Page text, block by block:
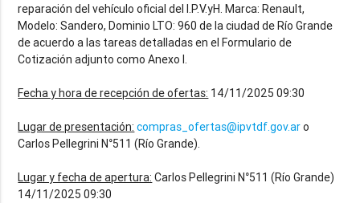
reparación del vehículo oficial del I.P.V.yH. Marca: Renault,
Modelo: Sandero, Dominio LTO: 960 de la ciudad de Río Grande
de acuerdo a las tareas detalladas en el Formulario de
Cotización adjunto como Anexo I.
Fecha y hora de recepción de ofertas: 14/11/2025 09:30
Lugar de presentación: compras_ofertas@ipvtdf.gov.aro
Carlos Pellegrini N°511 (Río Grande).
Lugar y fecha de apertura: Carlos Pellegrini N°511 (Río Grande)
14/11/2025 09:30